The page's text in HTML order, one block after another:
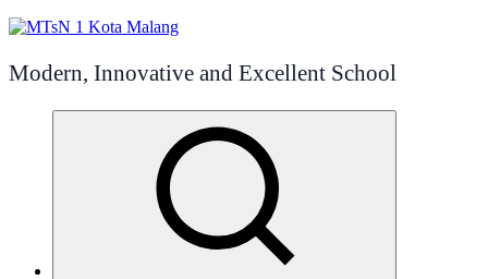
Modern, Innovative and Excellent School